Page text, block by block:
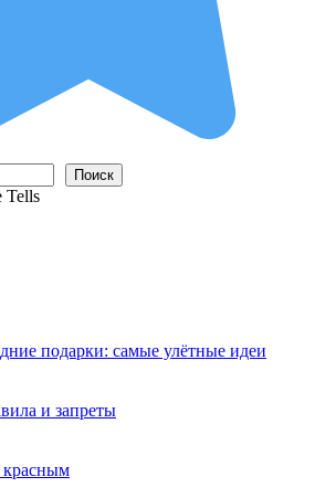
Поиск
Tells
подарки: самые улётные идеи
и запреты
красным